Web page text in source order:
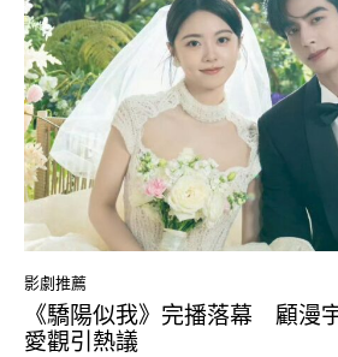
影劇推薦
《驕陽似我》完播落幕 顧
愛觀引熱議